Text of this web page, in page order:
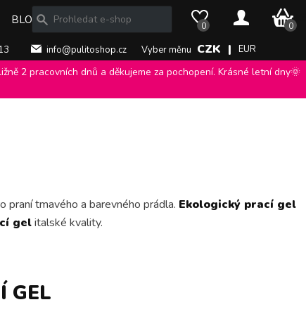
info@pulitoshop.cz Vyber měnu CZK | EUR
BLOG 0 0
0 Kč
2 pracovních dnů a děkujeme za pochopení. Krásné letní dny🌞
tmavého a barevného prádla. Ekologický prací gel
gelitalské kvality.
GEL